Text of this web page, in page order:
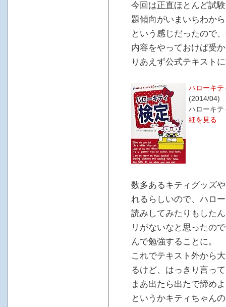
今回は正直ほとんど試
題傾向がいまいちわか
という感じだったので
内容をやっておけば受
りあえず公式テキスト
ハローキテ
(2014/04)
ハローキ
細を見る
数多あるキティグッズ
れるらしいので、ハロ
読みしてみたりもした
リがないなと思ったの
んで勉強することに。
これでテキスト外から
るけど、はっきり言っ
まあ出たら出たで諦め
というかキティちゃん